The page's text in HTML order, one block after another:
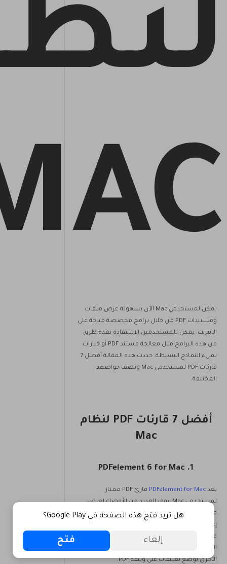
يمكن لمستخدمي Mac الآن بسهولة عرض ملفات
ومستندات PDF من خلال برامج مخصصة متاحة على
الإنترنت. يمكن للمستخدمين الاستفادة بعدة طرق
من هذه البرامج مثل معالجة مستند PDF أو خيارات
لملء النماذج البسيطة. حددت هذه المقالة أفضل 7
قارئات PDF لمستخدمي Mac وتصف خواصهم
المختلفة.
أفضل 7 قارئات PDF لنظام
Mac
1. PDFelement 6 for Mac
يعد PDFelement for Mac
قارئ PDF ممتاز
لمستخدمي Mac. يوفر العديد من الأوضاع لعرض
مستندات PDF والعديد من الخيارات الأخرى لضبط
فيمكنك استخدام الملاحظات اللاصقة، ومربعات
النص، والإبراز، والروابط، والرسم، والعديد من الأدوات
الأخرى لوضع تعليقات على وثيقة PDF.
هل تريد فتح هذه الصفحة في Google Play؟
إلغاء فتح